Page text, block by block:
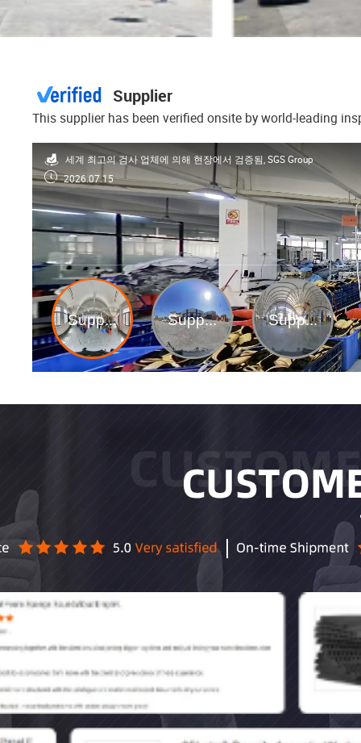
Supplier
This supplier has been verified onsite by world-leading
세계 최고의 검사 업체에 의해 현장에서 검증됨, SGS Group
2026.07.15